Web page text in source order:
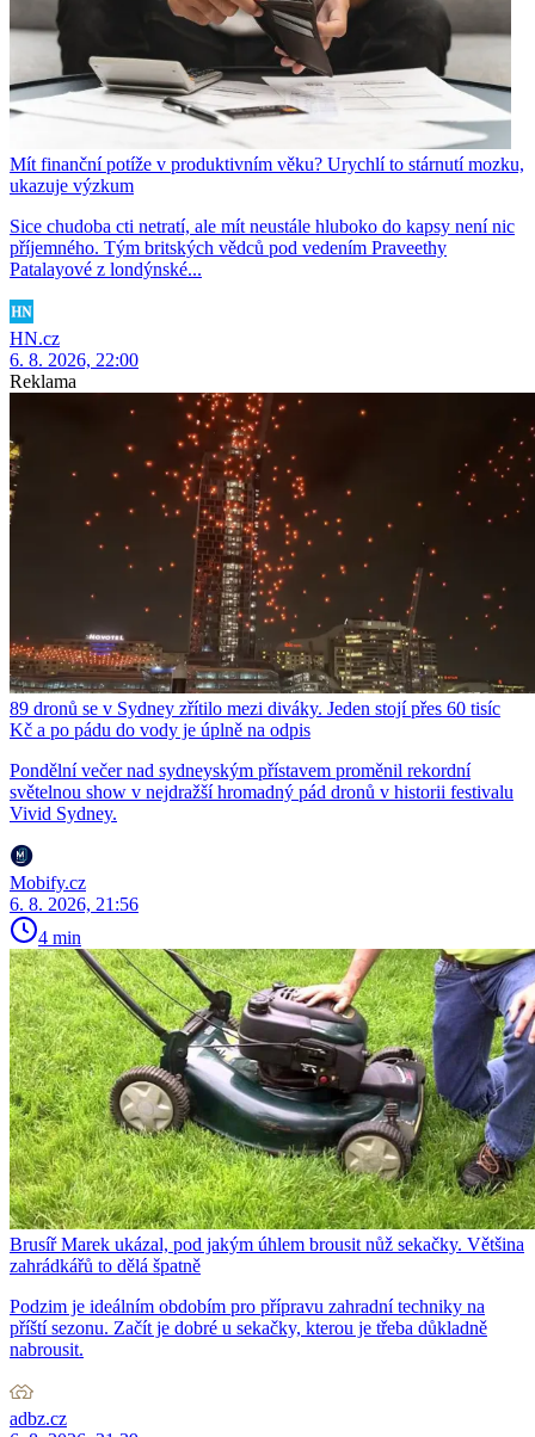
Mít finanční potíže v produktivním věku? Urychlí to stárnutí mozku,
ukazuje výzkum
Sice chudoba cti netratí, ale mít neustále hluboko do kapsy není nic
příjemného. Tým britských vědců pod vedením Praveethy
Patalayové z londýnské...
HN.cz
6. 8. 2026, 22:00
Reklama
89 dronů se v Sydney zřítilo mezi diváky. Jeden stojí přes 60 tisíc
Kč a po pádu do vody je úplně na odpis
Pondělní večer nad sydneyským přístavem proměnil rekordní
světelnou show v nejdražší hromadný pád dronů v historii festivalu
Vivid Sydney.
Mobify.cz
6. 8. 2026, 21:56
4 min
Brusíř Marek ukázal, pod jakým úhlem brousit nůž sekačky. Většina
zahrádkářů to dělá špatně
Podzim je ideálním obdobím pro přípravu zahradní techniky na
příští sezonu. Začít je dobré u sekačky, kterou je třeba důkladně
nabrousit.
adbz.cz